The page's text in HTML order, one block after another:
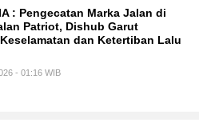
: Pengecatan Marka Jalan di
Patriot, Dishub Garut
dan Ketertiban Lalu
- 01:16 WIB